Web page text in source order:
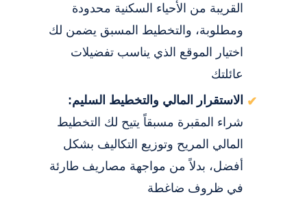
القريبة من الأحياء السكنية محدودة
ومطلوبة، والتخطيط المسبق يضمن لك
اختيار الموقع الذي يناسب تفضيلات
عائلتك
الاستقرار المالي والتخطيط السليم:
شراء المقبرة مسبقاً يتيح لك التخطيط
المالي المريح وتوزيع التكاليف بشكل
أفضل، بدلاً من مواجهة مصاريف طارئة
في ظروف ضاغطة